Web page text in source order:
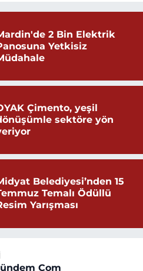
2 Bin Elektrik
Yetkisiz
Çimento, yeşil
sektöre yön
Belediyesi’nden 15
Temalı Ödüllü
Yarışması
Com